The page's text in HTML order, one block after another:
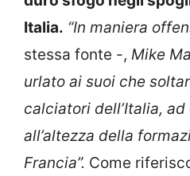
Italia. “In maniera
stessa fonte -, Mike
urlato ai suoi che
calciatori dell’Italia,
all’altezza della
Francia”. Come